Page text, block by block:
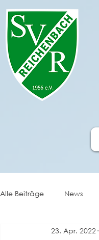
Alle Beiträge News
Spielberichte Herren 2
23. Apr. 2022